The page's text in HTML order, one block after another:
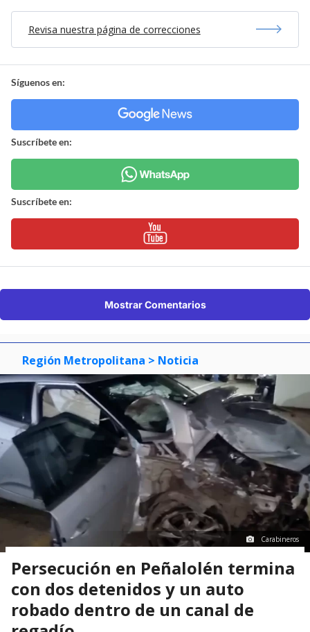
Revisa nuestra página de correcciones
Síguenos en:
Suscríbete en:
Suscríbete en:
Mostrar Comentarios
Región Metropolitana > Noticia
Carabineros
Persecución en Peñalolén termina
con dos detenidos y un auto
robado dentro de un canal de